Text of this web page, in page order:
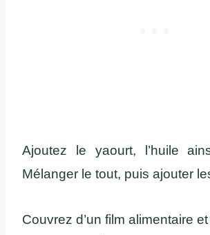
Ajoutez le yaourt, l’huile
Mélanger le tout, puis ajouter
Couvrez d’un film alimentaire